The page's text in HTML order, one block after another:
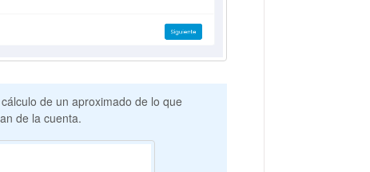
de un aproximado de lo que
de la cuenta.